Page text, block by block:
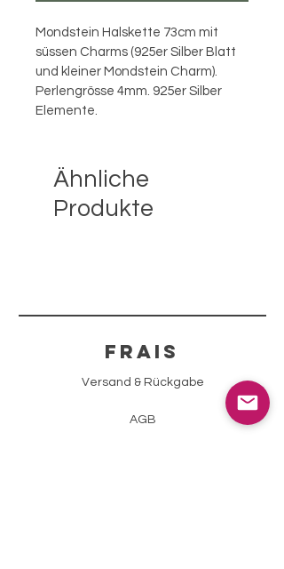
Mondstein Halskette 73cm mit
süssen Charms (925er Silber Blatt
und kleiner Mondstein Charm).
Perlengrösse 4mm. 925er Silber
Elemente.
Ähnliche
Produkte
FRAIS
Versand & Rückgabe
AGB